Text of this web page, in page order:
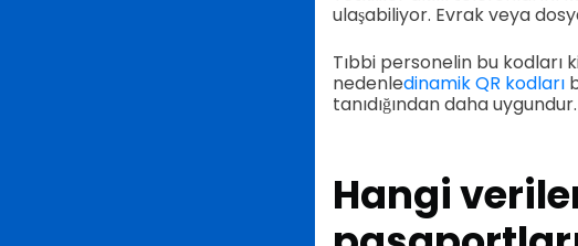
ulaşabiliyor. Evrak veya
Tıbbi personelin bu kodları
nedenledinamik QR kodları
tanıdığından daha uygundur.
Hangi